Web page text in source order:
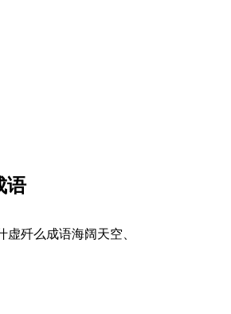
语
歼么成语海阔天空、